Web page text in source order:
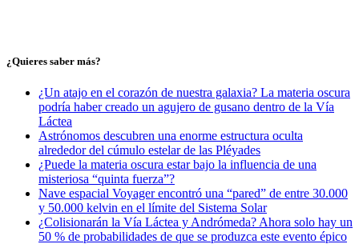
¿Quieres saber más?
¿Un atajo en el corazón de nuestra galaxia? La materia oscura
podría haber creado un agujero de gusano dentro de la Vía
Láctea
Astrónomos descubren una enorme estructura oculta
alrededor del cúmulo estelar de las Pléyades
¿Puede la materia oscura estar bajo la influencia de una
misteriosa “quinta fuerza”?
Nave espacial Voyager encontró una “pared” de entre 30.000
y 50.000 kelvin en el límite del Sistema Solar
¿Colisionarán la Vía Láctea y Andrómeda? Ahora solo hay un
50 % de probabilidades de que se produzca este evento épico